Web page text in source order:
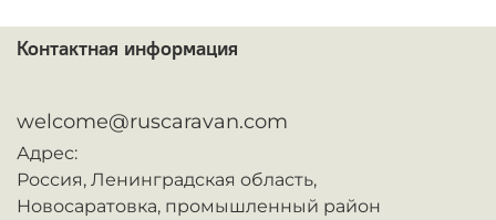
Контактная информация
welcome@ruscaravan.com
Адрес:
Россия, Ленинградская область,
Новосаратовка, промышленный район